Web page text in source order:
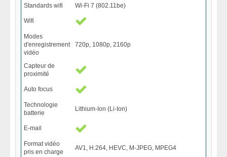
Standards wifi Wi-Fi 7 (802.11be)
Wifi
Modes
d'enregistrement
vidéo
720p, 1080p, 2160p
Capteur de
proximité
Auto focus
Technologie
batterie
Lithium-Ion (Li-Ion)
E-mail
Format vidéo
pris en charge
AV1, H.264, HEVC, M-JPEG, MPEG4